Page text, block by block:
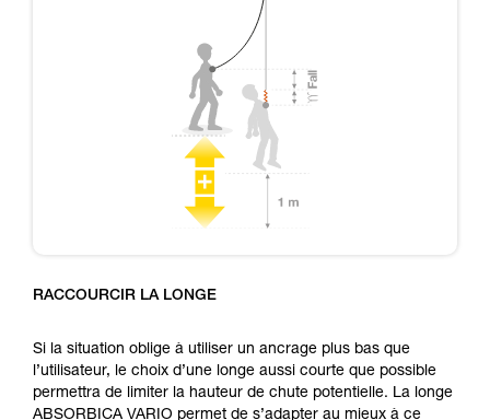
RACCOURCIR LA LONGE
Si la situation oblige à utiliser un ancrage plus bas que
l’utilisateur, le choix d’une longe aussi courte que possible
permettra de limiter la hauteur de chute potentielle. La longe
ABSORBICA VARIO permet de s’adapter au mieux à ce